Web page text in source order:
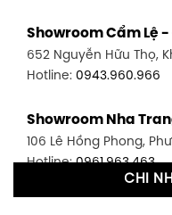
348 Đ. Bạch Đằng, P. 14,
Hotline:0902.716.230
591 Hoàng Văn Thụ, P.
Hotline:0906.256.759
Showroom Tân Bình
Showroom Cẩm Lệ
652 Nguyễn Hữu Thọ,
Hotline: 0943.960.966
Showroom Nha
106 Lê Hồng Phong,
Hotline:0961.963.463
CHI